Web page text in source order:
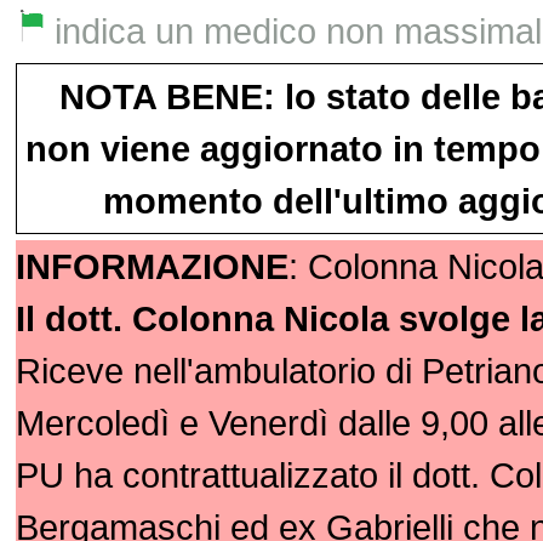
indica un medico non
NOTA BENE: lo stato delle
non viene aggiornato in
momento dell'ultimo
INFORMAZIONE: Colonna
Il dott. Colonna Nicola svolge
Riceve nell'ambulatorio di
Mercoledì e Venerdì dalle 9,00
PU ha contrattualizzato il dott.
Bergamaschi ed ex Gabrielli che